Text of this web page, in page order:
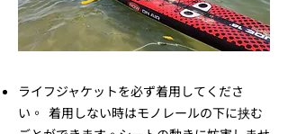
ライフジャケットを必ず着用してくださ
い。 着用しない時はモノレールの下に挟む